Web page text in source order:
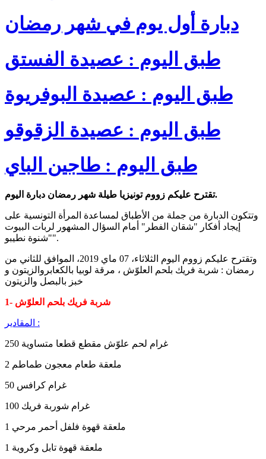
دبارة أول يوم في شهر رمضان
طبق اليوم : عصيدة الفستق
طبق اليوم : عصيدة البوفريوة
طبق اليوم : عصيدة الزقوقو
طبق اليوم : طاجين الباي
تقترح عليكم زووم تونيزيا طيلة شهر رمضان دبارة اليوم.
وتتكون الدبارة من جملة من الأطباق لمساعدة المرأة التونسية على
إيجاد أفكار "شقان الفطر" أمام السؤال المشهور لربات البيوت
"شنوة نطيبو".
وتقترح عليكم زووم اليوم الثلاثاء، 07 ماي 2019، الموافق للثاني من
رمضان : شربة فريك بلحم العلوّش ، مرقة لوبيا بالكعابروالزيتون و
خبز بالبصل والزيتون
1- شربة فريك بلحم العلوّش
المقادير :
250 غرام لحم علوّش مقطع قطعا متساوية
2 ملعقة طعام معجون طماطم
50 غرام كرافس
100 غرام شوربة فريك
1 ملعقة قهوة فلفل أحمر مرحي
1 ملعقة قهوة تابل وكروية